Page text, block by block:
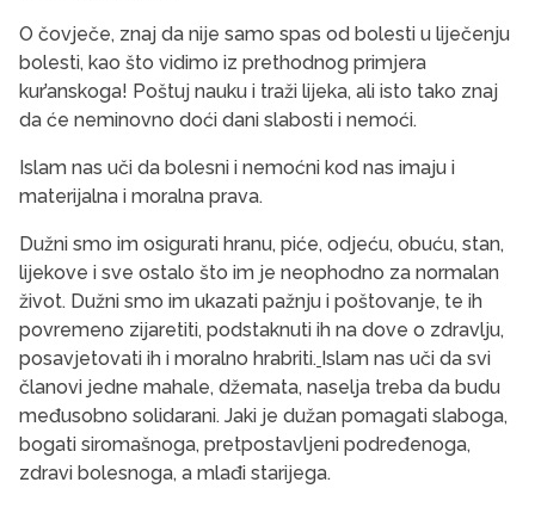
O čovječe, znaj da nije samo spas od bolesti u liječenju
bolesti, kao što vidimo iz prethodnog primjera
kur’anskoga! Poštuj nauku i traži lijeka, ali isto tako znaj
da će neminovno doći dani slabosti i nemoći.
Islam nas uči da bolesni i nemoćni kod nas imaju i
materijalna i moralna prava.
Dužni smo im osigurati hranu, piće, odjeću, obuću, stan,
lijekove i sve ostalo što im je neophodno za normalan
život. Dužni smo im ukazati pažnju i poštovanje, te ih
povremeno zijaretiti, podstaknuti ih na dove o zdravlju,
posavjetovati ih i moralno hrabriti. Islam nas uči da svi
članovi jedne mahale, džemata, naselja treba da budu
međusobno solidarani. Jaki je dužan pomagati slaboga,
bogati siromašnoga, pretpostavljeni podređenoga,
zdravi bolesnoga, a mlađi starijega.